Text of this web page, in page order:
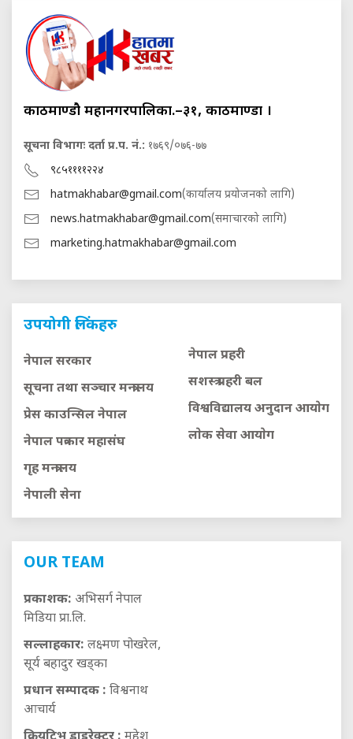
काठमाण्डौ महानगरपालिका.–३१, काठमाण्डौं ।
सूचना विभागः दर्ता प्र.प. नं.: १७६९/०७६-७७
९८५११११२२४
hatmakhabar@gmail.com(कार्यालय प्रयोजनको लागि)
news.hatmakhabar@gmail.com(समाचारको लागि)
marketing.hatmakhabar@gmail.com
उपयोगी लिंकहरु
नेपाल सरकार
सूचना तथा सञ्चार मन्त्रालय
प्रेस काउन्सिल नेपाल
नेपाल पत्रकार महासंघ
गृह मन्त्रालय
नेपाली सेना
नेपाल प्रहरी
सशस्त्र प्रहरी बल
विश्वविद्यालय अनुदान आयाेग
लाेक सेवा आयाेग
OUR TEAM
प्रकाशक: अभिसर्ग नेपाल
मिडिया प्रा.लि.
सल्लाहकार: लक्ष्मण पोखरेल,
सूर्य बहादुर खड्का
प्रधान सम्पादक : विश्वनाथ
आचार्य